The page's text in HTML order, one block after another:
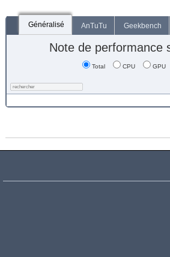
Généralisé AnTuTu Geekbench
Note de performance
Total CPU GPU